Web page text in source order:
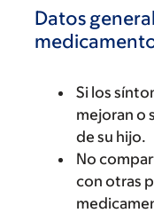
Datos
Si los
mejoran o
de su hijo.
No
con otras